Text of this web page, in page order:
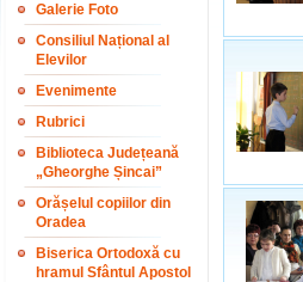
Galerie Foto
Consiliul Național al
Elevilor
Evenimente
Rubrici
Biblioteca Județeană
„Gheorghe Șincai”
Orășelul copiilor din
Oradea
Biserica Ortodoxă cu
hramul Sfântul Apostol